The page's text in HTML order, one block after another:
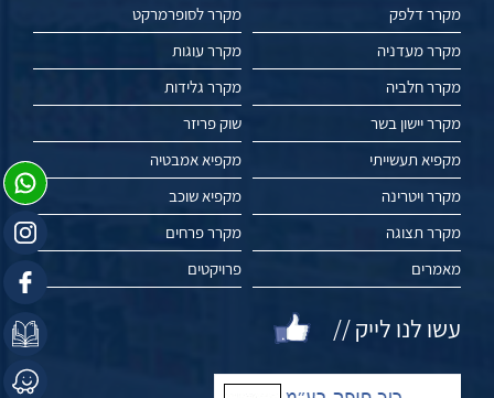
מקרר דלפק
מקרר לסופרמרקט
מקרר מעדניה
מקרר עוגות
מקרר חלביה
מקרר גלידות
מקרר יישון בשר
שוק פריזר
מקפיא תעשייתי
מקפיא אמבטיה
מקרר ויטרינה
מקפיא שוכב
מקרר תצוגה
מקרר פרחים
מאמרים
פרויקטים
עשו לנו לייק //